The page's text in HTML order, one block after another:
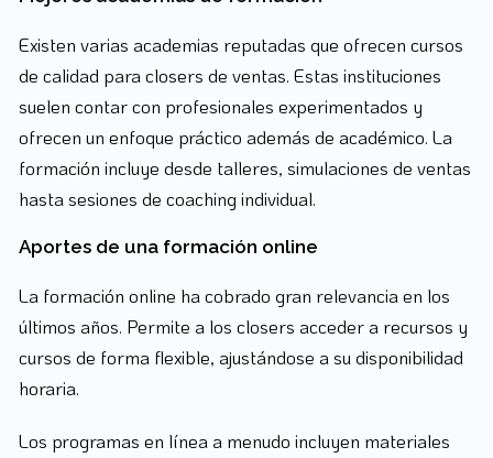
Existen varias academias reputadas que ofrecen cursos
de calidad para closers de ventas. Estas instituciones
suelen contar con profesionales experimentados y
ofrecen un enfoque práctico además de académico. La
formación incluye desde talleres, simulaciones de ventas
hasta sesiones de coaching individual.
Aportes de una formación online
La formación online ha cobrado gran relevancia en los
últimos años. Permite a los closers acceder a recursos y
cursos de forma flexible, ajustándose a su disponibilidad
horaria.
Los programas en línea a menudo incluyen materiales